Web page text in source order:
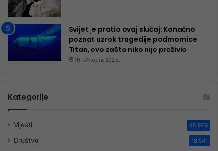
Svijet je pratio ovaj slučaj: Konačno
poznat uzrok tragedije podmornice
Titan, evo zašto niko nije preživio
16. Oktobra 2025.
Kategorije
Vijesti 45.979
Društvo 18.541